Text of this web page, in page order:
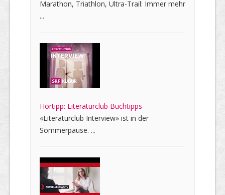
Marathon, Triathlon, Ultra-Trail: Immer mehr
...
Hörtipp: Literaturclub Buchtipps
«Literaturclub Interview» ist in der
Sommerpause. ...